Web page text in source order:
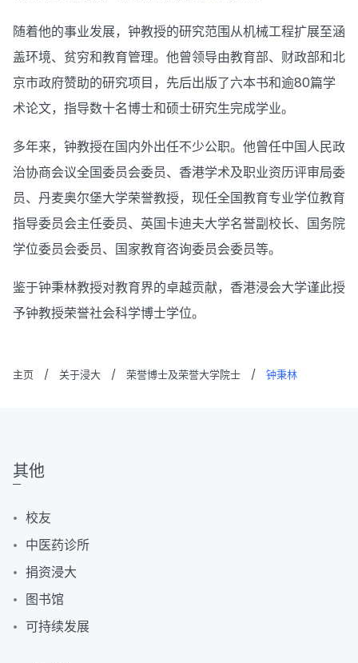
随着他的事业发展，钟教授的研究范围从机械工程扩展至涵
盖环境、贫穷和教育管理。他曾领导由教育部、财政部和北
京市政府赞助的研究项目，先后出版了六本书和逾80篇学
术论文，指导数十名博士和硕士研究生完成学业。
多年来，钟教授在国内外出任不少公职。他曾任中国人民政
治协商会议全国委员会委员、香港学术及职业资历评审局委
员、丹麦奥尔堡大学荣誉教授，现任全国教育专业学位教育
指导委员会主任委员、英国卡迪夫大学名誉副校长、国务院
学位委员会委员、国家教育咨询委员会委员等。
鉴于钟秉林教授对教育界的卓越贡献，香港浸会大学谨此授
予钟教授荣誉社会科学博士学位。
主页 / 关于浸大 / 荣誉博士及荣誉大学院士 / 钟秉林
其他
校友
中医药诊所
捐资浸大
图书馆
可持续发展